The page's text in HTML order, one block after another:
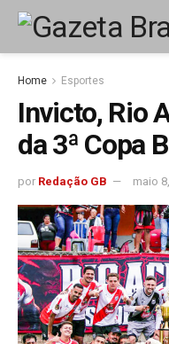
Home Esportes
Invicto, Rio
da 3ª Copa
por Redação GB maio